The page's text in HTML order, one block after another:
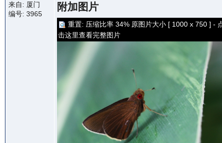
来自: 厦门
编号: 3965
附加图片
重置: 压缩比率 34% 原图片大小 [ 1000 x 750 ] -
击这里查看完整图片